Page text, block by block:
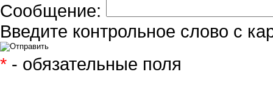
Сообщение:
Введите контрольное слово с
* - обязательные поля